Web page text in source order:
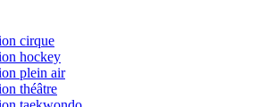
cirque
hockey
plein air
théâtre